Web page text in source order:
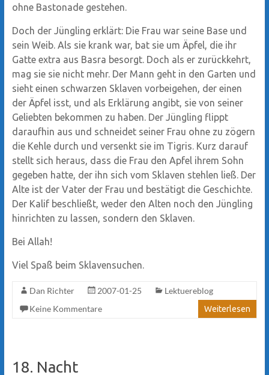
ohne Bastonade gestehen.
Doch der Jüngling erklärt: Die Frau war seine Base und
sein Weib. Als sie krank war, bat sie um Äpfel, die ihr
Gatte extra aus Basra besorgt. Doch als er zurückkehrt,
mag sie sie nicht mehr. Der Mann geht in den Garten und
sieht einen schwarzen Sklaven vorbeigehen, der einen
der Äpfel isst, und als Erklärung angibt, sie von seiner
Geliebten bekommen zu haben. Der Jüngling flippt
daraufhin aus und schneidet seiner Frau ohne zu zögern
die Kehle durch und versenkt sie im Tigris. Kurz darauf
stellt sich heraus, dass die Frau den Apfel ihrem Sohn
gegeben hatte, der ihn sich vom Sklaven stehlen ließ. Der
Alte ist der Vater der Frau und bestätigt die Geschichte.
Der Kalif beschließt, weder den Alten noch den Jüngling
hinrichten zu lassen, sondern den Sklaven.
Bei Allah!
Viel Spaß beim Sklavensuchen.
Dan Richter 2007-01-25
Lektuereblog
Keine Kommentare
Weiterlesen
18. Nacht